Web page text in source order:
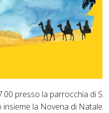
presso la parrocchia di S.
la Novena di Natale